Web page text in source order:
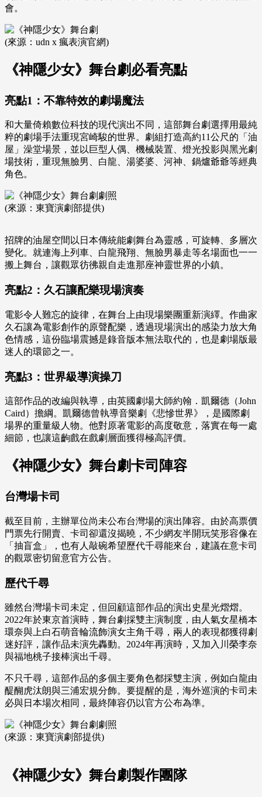
會。
(來源：udn x 瘋表演官網)
《神隱少女》舞台劇必看亮點
亮點1：不靠特效的劇場魔法
和大量倚賴數位科技的現代演出不同，這部舞台劇選擇用最純
粹的劇場手法重現宮崎駿的世界。劇組打造高約11公尺的「油
屋」澡堂場景，並以巨型人偶、機械裝置、燈光投影與黑光劇
場技術，重現無臉男、白龍、湯婆婆、河神、鍋爐爺爺等經典
角色。
(來源：東寶演劇部提供)
招牌的油屋空間以日本傳統能劇舞台為靈感，可旋轉、多層次
變化。就連海上列車、白龍飛翔、無臉男暴走等名場面也一一
搬上舞台，讓觀眾彷彿親自走進那座神靈世界的小鎮。
亮點2：久石讓配樂現場演奏
電影令人難忘的旋律，在舞台上由現場樂團重新演繹。作曲家
久石讓為電影創作的原聲配樂，透過現場演出的感染力放大角
色情感，這份臨場震撼是錄音版本無法取代的，也是劇場版最
迷人的環節之一。
亮點3：世界級導演操刀
這部作品的改編與執導，由英國劇場大師約翰．凱爾德（John
Caird）擔綱。凱爾德曾執導音樂劇《悲慘世界》，是國際劇
場界的重量級人物。他對原著電影的高度敬意，落實在每一處
細節，也讓這齣戲在戲劇層面獲得極高評價。
《神隱少女》舞台劇卡司陣容
台灣場卡司
截至目前，主辦單位尚未公布台灣場的演出陣容。由於高票價
門票先行開賣、卡司卻還沒揭曉，不少網友半開玩笑形容像在
「抽盲盒」，也有人敲碗希望歷代千尋能來台，建議在意卡司
的觀眾密切留意官方公告。
歷代千尋
雖然台灣場卡司未定，但回顧這部作品的演出史星光熠熠。
2022年於東京首演時，舞台劇採雙主演制度，由人氣女星橋本
環奈與上白石萌音輪流飾演女主角千尋，兩人的表現都獲得劇
迷好評，讓作品未演先轟動。2024年再演時，又加入川榮李奈
與福地桃子接棒演出千尋。
不只千尋，這部作品的多個主要角色都採雙主演，例如白龍由
醍醐虎汰朗與三浦宏規分飾。要提醒的是，海外巡演的卡司未
必與日本場次相同，最終陣容仍以官方公布為準。
(來源：東寶演劇部提供)
《神隱少女》舞台劇製作團隊